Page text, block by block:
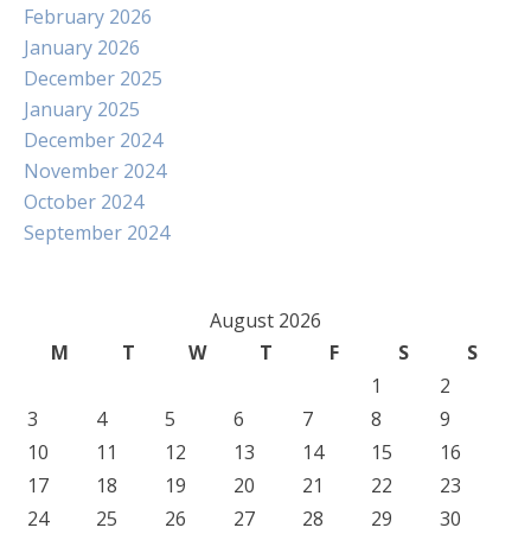
February 2026
January 2026
December 2025
January 2025
December 2024
November 2024
October 2024
September 2024
August 2026
M
T W T F S
S
1
2
3
4 5 6 7 8
9
10
11 12 13 14 15
16
17
18 19 20 21 22
23
24
25 26 27 28 29
30